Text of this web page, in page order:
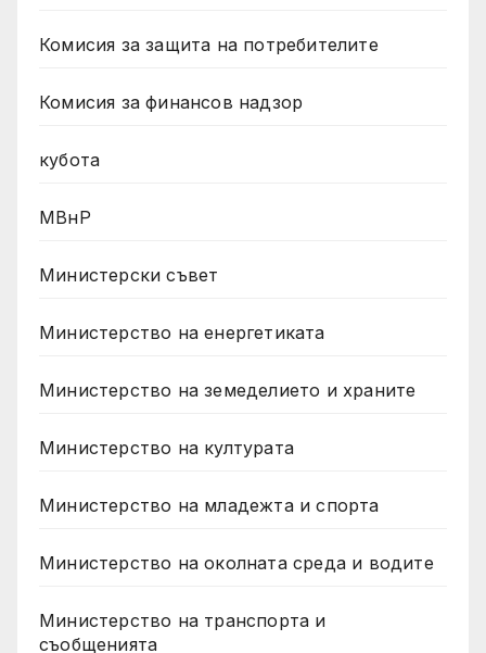
Комисия за защита на потребителите
Комисия за финансов надзор
кубота
МВнР
Министерски съвет
Министерство на енергетиката
Министерство на земеделието и храните
Министерство на културата
Министерство на младежта и спорта
Министерство на околната среда и водите
Министерство на транспорта и
съобщенията